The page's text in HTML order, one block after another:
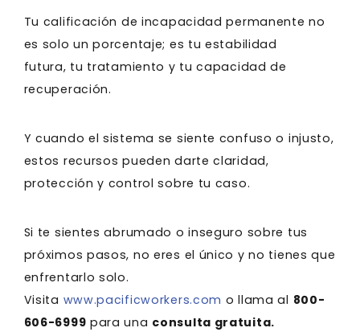
Tu calificación de incapacidad permanente no
es solo un porcentaje; es tu estabilidad
futura, tu tratamiento y tu capacidad de
recuperación.
Y cuando el sistema se siente confuso o injusto,
estos recursos pueden darte claridad,
protección y control sobre tu caso.
Si te sientes abrumado o inseguro sobre tus
próximos pasos, no eres el único y no tienes que
enfrentarlo solo.
Visita www.pacificworkers.com o llama al 800-
606-6999 para una consulta gratuita.